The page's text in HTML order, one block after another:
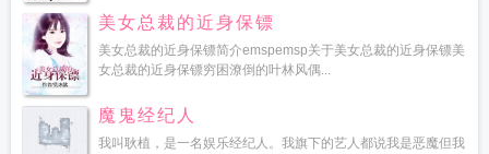
美女总裁的近身保镖
美女总裁的近身保镖简介emspemsp关于美女总裁的近身保镖美
女总裁的近身保镖穷困潦倒的叶林风偶...
魔鬼经纪人
我叫耿植，是一名娱乐经纪人。我旗下的艺人都说我是恶魔但我